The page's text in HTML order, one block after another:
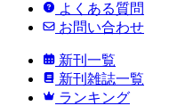
よくある質問
お問い合わせ
新刊一覧
新刊雑誌一覧
ランキング